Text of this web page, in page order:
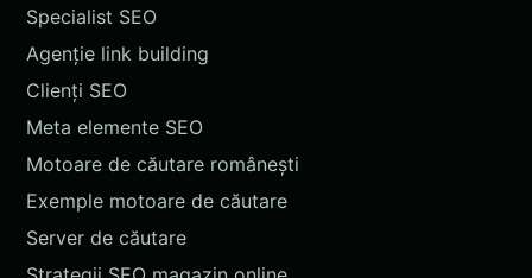
Specialist SEO
Agenție link building
Clienți SEO
Meta elemente SEO
Motoare de căutare românești
Exemple motoare de căutare
Server de căutare